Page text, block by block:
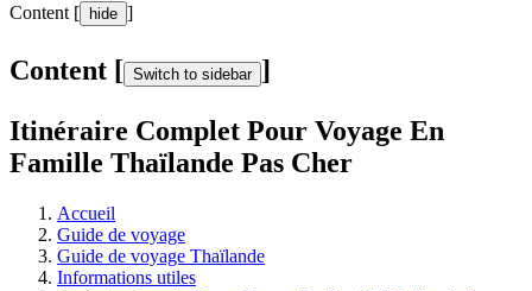
Content [ hide ]
Content [ Switch to sidebar ]
Itinéraire Complet Pour Voyage En
Famille Thaïlande Pas Cher
Accueil
Guide de voyage
Guide de voyage Thaïlande
Informations utiles